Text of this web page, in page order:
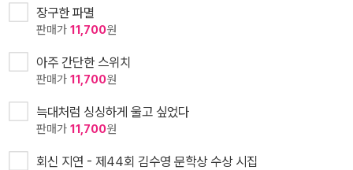
장구한 파멸
판매가 11,700원
아주 간단한 스위치
판매가 11,700원
늑대처럼 싱싱하게 울고 싶었다
판매가 11,700원
회신 지연 - 제44회 김수영 문학상 수상 시집